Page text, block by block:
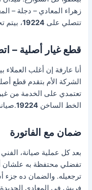
زهراء المعادي – دجلة –
تتصلي على19224، بيتم
قطع غيار أصلية – اتصال
أنا عارفة إن أغلب
الشركة الأم بتقدم قطع
تعتمدي على الخدمة من
الخط الساخن19224
ضمان مع الفاتورة
بعد كل عملية صيانة،
تفضلي محتفظة به علشان
ترجعيله. والضمان ده
فريش في المعادي الجديدة